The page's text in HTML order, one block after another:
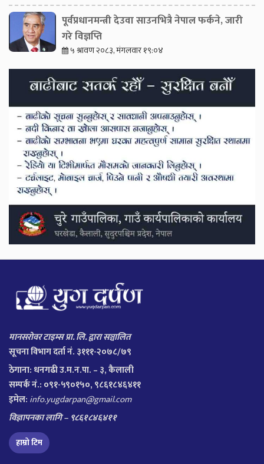
पूर्वप्रधानमन्त्री देउवा साउनभित्रै नेपाल फर्कने, जारी
गरे विज्ञप्ति
५ श्रावण २०८३, मंगलवार १९:०४
मानसरोवर टाइम्स प्रा. लि. द्वारा सञ्चालित
सूचना विभाग दर्ता नं. ३१११-२०७८/७९
ठेगाना: धनगढी उ.म.न.पा. – ३, कैलाली
सम्पर्क नं.: ०९१-५९०१५०, ९८६१८४६४११
इमेल: info.yugdarpan@gmail.com
विज्ञापनका लागि – ९८६१८४६४११
हाम्रो टिम